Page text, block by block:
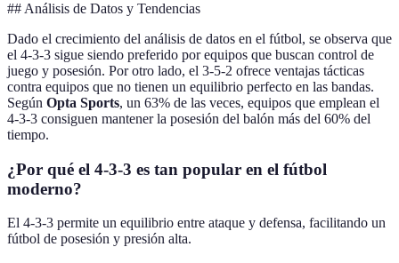
## Análisis de Datos y Tendencias
Dado el crecimiento del análisis de datos en el fútbol, se observa que
el 4-3-3 sigue siendo preferido por equipos que buscan control de
juego y posesión. Por otro lado, el 3-5-2 ofrece ventajas tácticas
contra equipos que no tienen un equilibrio perfecto en las bandas.
Según Opta Sports, un 63% de las veces, equipos que emplean el
4-3-3 consiguen mantener la posesión del balón más del 60% del
tiempo.
¿Por qué el 4-3-3 es tan popular en el fútbol
moderno?
El 4-3-3 permite un equilibrio entre ataque y defensa, facilitando un
fútbol de posesión y presión alta.